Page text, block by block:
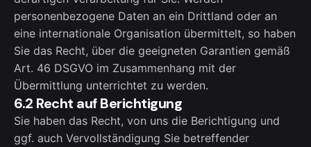
personenbezogene Daten an ein Drittland oder an
eine internationale Organisation übermittelt, so haben
Sie das Recht, über die geeigneten Garantien gemäß
Art. 46 DSGVO im Zusammenhang mit der
Übermittlung unterrichtet zu werden.
6.2 Recht auf Berichtigung
Sie haben das Recht, von uns die Berichtigung und
ggf. auch Vervollständigung Sie betreffender